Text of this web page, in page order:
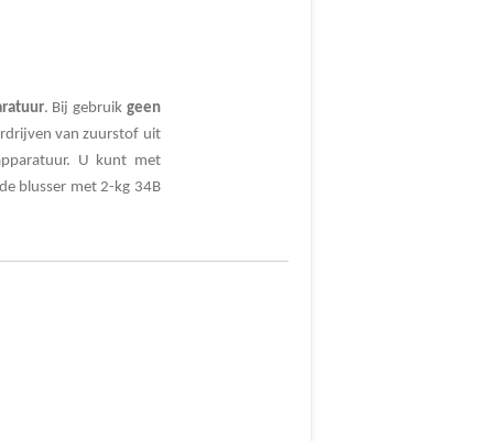
. Bij gebruik geen
van zuurstof uit
U kunt met
blusser met 2-kg 34B